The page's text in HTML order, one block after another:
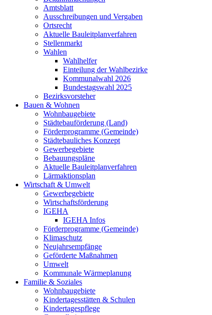
Amtsblatt
Ausschreibungen und Vergaben
Ortsrecht
Aktuelle Bauleitplanverfahren
Stellenmarkt
Wahlen
Wahlhelfer
Einteilung der Wahlbezirke
Kommunalwahl 2026
Bundestagswahl 2025
Bezirksvorsteher
Bauen & Wohnen
Wohnbaugebiete
Städtebauförderung (Land)
Förderprogramme (Gemeinde)
Städtebauliches Konzept
Gewerbegebiete
Bebauungspläne
Aktuelle Bauleitplanverfahren
Lärmaktionsplan
Wirtschaft & Umwelt
Gewerbegebiete
Wirtschaftsförderung
IGEHA
IGEHA Infos
Förderprogramme (Gemeinde)
Klimaschutz
Neujahrsempfänge
Geförderte Maßnahmen
Umwelt
Kommunale Wärmeplanung
Familie & Soziales
Wohnbaugebiete
Kindertagesstätten & Schulen
Kindertagespflege